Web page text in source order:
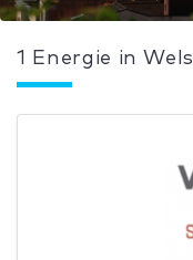
1 Energie in Wels